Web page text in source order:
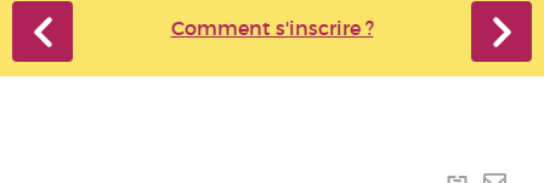
Comment s'inscrire ?
Lien